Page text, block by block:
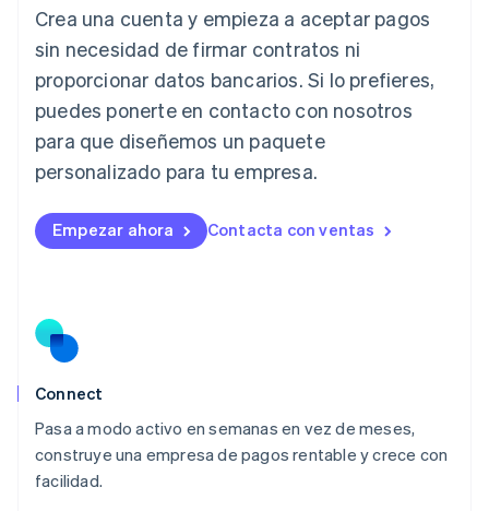
Crea una cuenta y empieza a aceptar pagos
sin necesidad de firmar contratos ni
proporcionar datos bancarios. Si lo prefieres,
puedes ponerte en contacto con nosotros
para que diseñemos un paquete
personalizado para tu empresa.
Empezar ahora Contacta con ventas
Connect
Pasa a modo activo en semanas en vez de meses,
construye una empresa de pagos rentable y crece con
facilidad.
Italiano English
日本語English
Letonia
English
Liechtenstein
Deutsch English
Lituania
Luxemburgo
FrançaisDeutschEnglish
Malasia
México
Español
Noruega
Nueva Zelandia
English
Países Bajos